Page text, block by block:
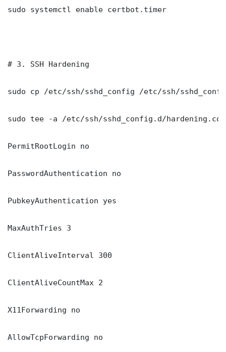
sudo systemctl enable certbot.timer
# 3. SSH Hardening
sudo cp /etc/ssh/sshd_config /etc/ssh/
sudo tee -a /etc/ssh/sshd_config.d/
PermitRootLogin no
PasswordAuthentication no
PubkeyAuthentication yes
MaxAuthTries 3
ClientAliveInterval 300
ClientAliveCountMax 2
X11Forwarding no
AllowTcpForwarding no